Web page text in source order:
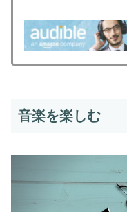
音楽を楽しむ